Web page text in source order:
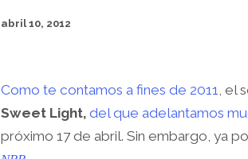
abril 10, 2012
Como te contamos a fines de 2011, el
Sweet Light, del que adelantamos
próximo 17 de abril. Sin embargo, ya